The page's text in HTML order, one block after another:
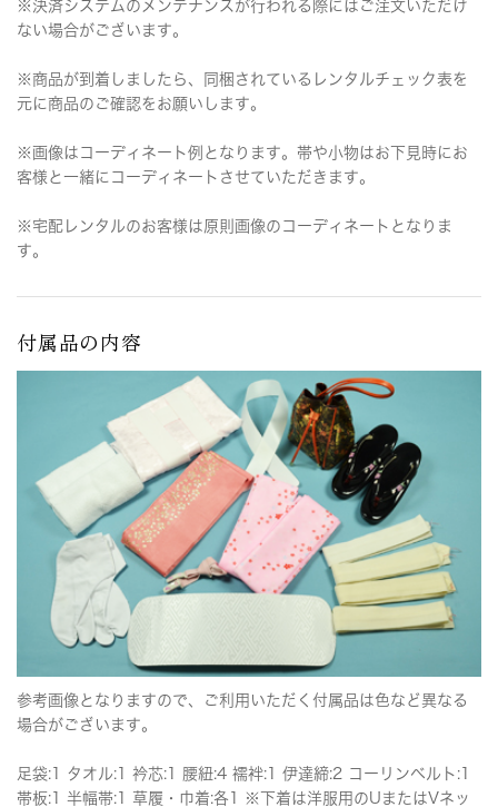
※決済システムのメンテナンスが行われる際にはご注文いただけ
ない場合がございます。
※商品が到着しましたら、同梱されているレンタルチェック表を
元に商品のご確認をお願いします。
※画像はコーディネート例となります。帯や小物はお下見時にお
客様と一緒にコーディネートさせていただきます。
※宅配レンタルのお客様は原則画像のコーディネートとなりま
す。
付属品の内容
参考画像となりますので、ご利用いただく付属品は色など異なる
場合がございます。
足袋:1 タオル:1 衿芯:1 腰紐:4 襦袢:1 伊達締:2 コーリンベルト:1
帯板:1 半幅帯:1 草履・巾着:各1 ※下着は洋服用のUまたはVネッ